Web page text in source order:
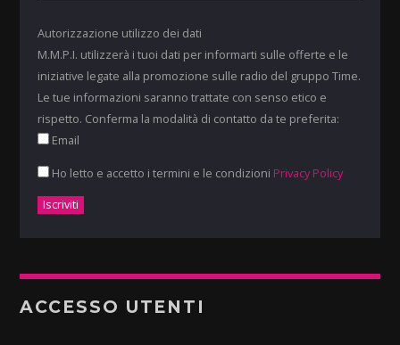
Autorizzazione utilizzo dei dati
M.M.P.I. utilizzerà i tuoi dati per informarti sulle offerte e le
iniziative legate alla promozione sulle radio del gruppo Time.
Le tue informazioni saranno trattate con senso etico e
rispetto. Conferma la modalità di contatto da te preferita:
Email
Ho letto e accetto i termini e le condizioni Privacy Policy
ACCESSO UTENTI